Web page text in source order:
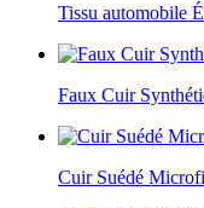
Tissu automobile
Faux Cuir
Cuir Suédé